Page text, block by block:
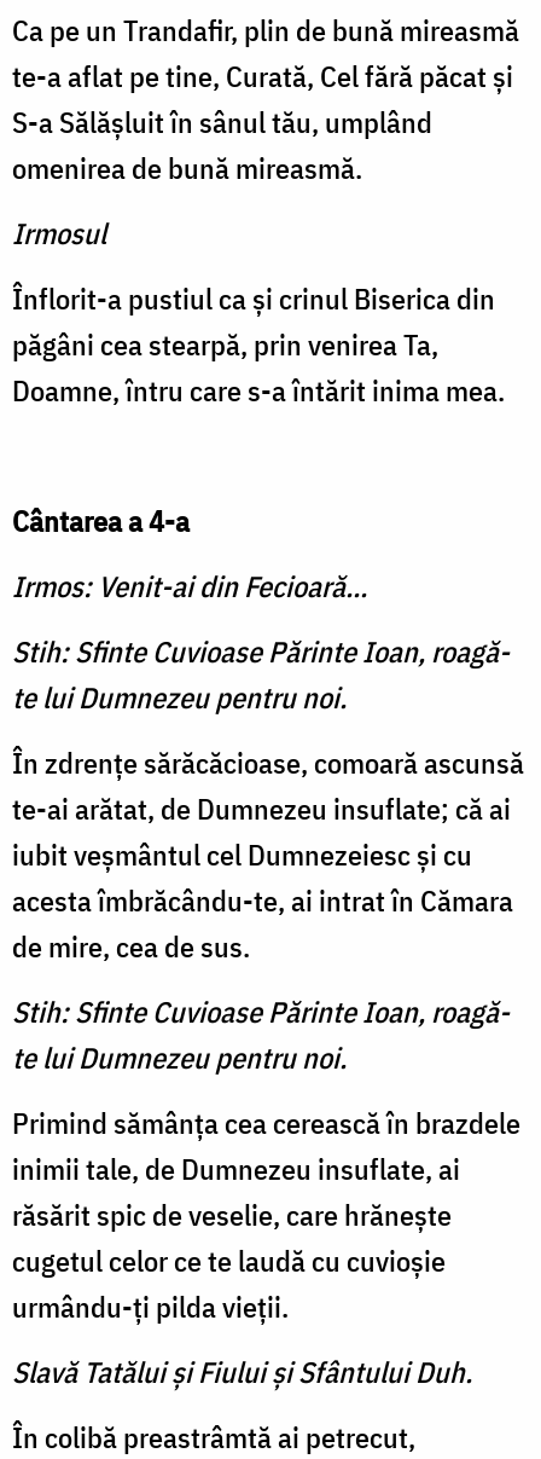
Ca pe un Trandafir, plin de bună mireasmă
te-a aflat pe tine, Curată, Cel fără păcat şi
S-a Sălăşluit în sânul tău, umplând
omenirea de bună mireasmă.
Irmosul
Înflorit-a pustiul ca şi crinul Biserica din
păgâni cea stearpă, prin venirea Ta,
Doamne, întru care s-a întărit inima mea.
Cântarea a 4-a
Irmos: Venit-ai din Fecioară...
Stih: Sfinte Cuvioase Părinte Ioan, roagă-
te lui Dumnezeu pentru noi.
În zdrenţe sărăcăcioase, comoară ascunsă
te-ai arătat, de Dumnezeu insuflate; că ai
iubit veşmântul cel Dumnezeiesc şi cu
acesta îmbrăcându-te, ai intrat în Cămara
de mire, cea de sus.
Stih: Sfinte Cuvioase Părinte Ioan, roagă-
te lui Dumnezeu pentru noi.
Primind sămânţa cea cerească în brazdele
inimii tale, de Dumnezeu insuflate, ai
răsărit spic de veselie, care hrăneşte
cugetul celor ce te laudă cu cuvioşie
urmându-ţi pilda vieţii.
Slavă Tatălui şi Fiului şi Sfântului Duh.
În colibă preastrâmtă ai petrecut,